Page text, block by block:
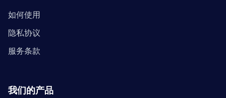
如何使用
隐私协议
服务条款
我们的产品